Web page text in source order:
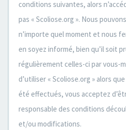
conditions suivantes, alors
pas « Scoliose.org ». Nous
n’importe quel moment et nous
en soyez informé, bien qu’il soit
régulièrement celles-ci par vous-
d’utiliser « Scoliose.org » alors
été effectués, vous acceptez
responsable des conditions
et/ou modifications.